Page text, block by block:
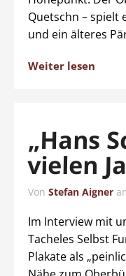
Quetschn – spielt
und ein älteres
Weiter lesen
„Hans
vielen
Von Stefan Aigner
Im Interview mit
Tacheles Selbst
Plakate als